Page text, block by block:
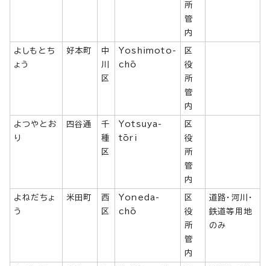
所
管
内
よしもとち
ょう
好本町
中
川
区
Yoshimoto-
chō
区
役
所
管
内
よつやとお
り
四谷通
千
種
区
Yotsuya-
tōri
区
役
所
管
内
よねだちょ
う
米田町
西
区
Yoneda-
chō
区
役
所
管
内
道路・河川・
鉄道等用地
のみ